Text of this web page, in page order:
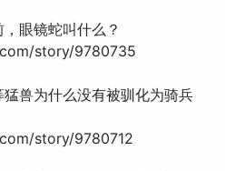
眼镜蛇叫什么？
story/9780735
兽为什么没有被驯化为骑兵
story/9780712